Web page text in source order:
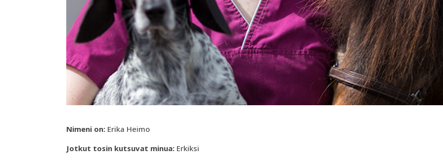
Nimeni on: Erika Heimo
Jotkut tosin kutsuvat minua: Erkiksi